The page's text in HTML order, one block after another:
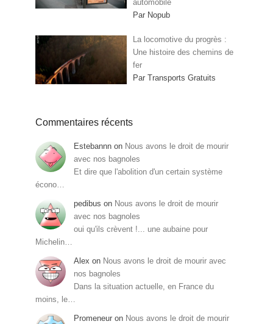
automobile
Par Nopub
La locomotive du progrès :
Une histoire des chemins de
fer
Par Transports Gratuits
Commentaires récents
Estebannn on Nous avons le droit de mourir
avec nos bagnoles
Et dire que l'abolition d'un certain système
écono…
pedibus on Nous avons le droit de mourir
avec nos bagnoles
oui qu'ils crèvent !... une aubaine pour
Michelin…
Alex on Nous avons le droit de mourir avec
nos bagnoles
Dans la situation actuelle, en France du
moins, le…
Promeneur on Nous avons le droit de mourir